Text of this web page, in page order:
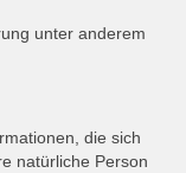
unter anderem
die sich
natürliche Person